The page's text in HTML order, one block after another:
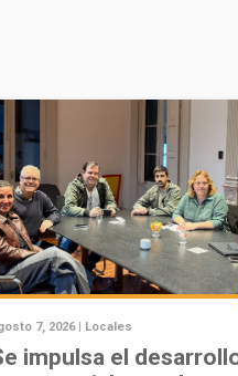
7, 2026 | Locales
impulsa el